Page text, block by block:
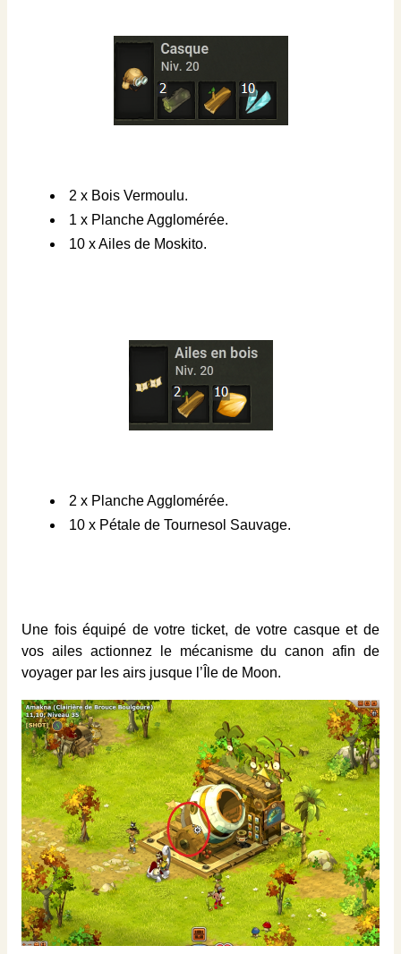
2 x Bois Vermoulu.
1 x Planche Agglomérée.
10 x Ailes de Moskito.
2 x Planche Agglomérée.
10 x Pétale de Tournesol Sauvage.
Une fois équipé de votre ticket, de votre casque et de
vos ailes actionnez le mécanisme du canon afin de
voyager par les airs jusque l’Île de Moon.